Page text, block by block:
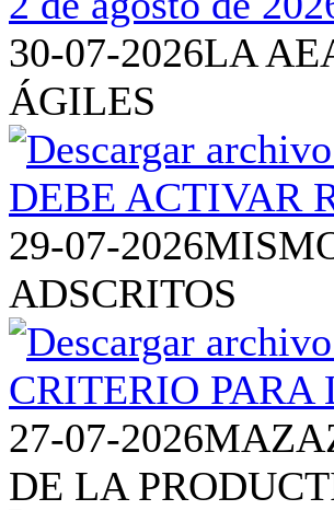
30-07-2026LA
ÁGILES
29-07-2026
ADSCRITOS
27-07-2026
DE LA